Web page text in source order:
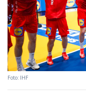
Foto: IHF